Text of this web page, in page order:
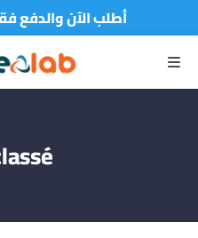
أطلب الآن والدفع
القائمة